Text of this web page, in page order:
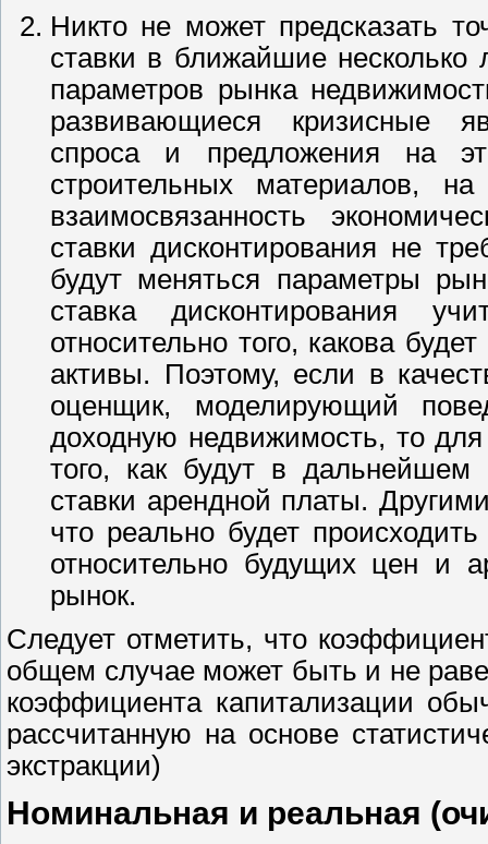
Никто не может предсказать
ставки в ближайшие несколько
параметров рынка
развивающиеся кризисные
спроса и предложения на
строительных материалов,
взаимосвязанность
ставки дисконтирования не
будут меняться параметры
ставка дисконтирования
относительно того, какова
активы. Поэтому, если в
оценщик, моделирующий
доходную недвижимость, то
того, как будут в
ставки арендной платы.
что реально будет
относительно будущих цен и
рынок.
Следует отметить, что
общем случае может быть и не
коэффициента капитализации
рассчитанную на основе
экстракции)
Номинальная и реальная